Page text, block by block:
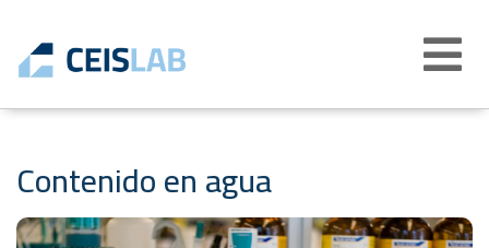
Abrir
menú
Contenido en agua